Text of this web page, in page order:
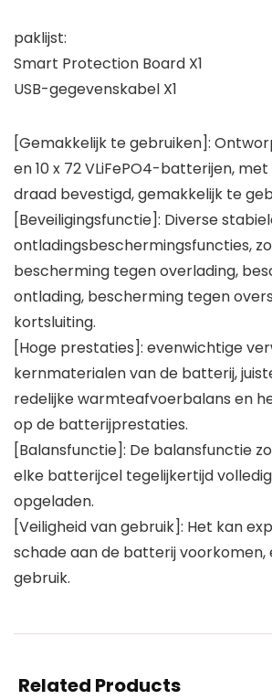
paklijst:
Smart Protection Board X1
USB-gegevenskabel X1
[Gemakkelijk te gebruiken]:
en 10 x 72 VLiFePO4-batterijen,
draad bevestigd, gemakkelijk te
[Beveiligingsfunctie]: Diverse
ontladingsbeschermingsfuncties,
bescherming tegen overlading,
ontlading, bescherming tegen
kortsluiting.
[Hoge prestaties]: evenwichtige
kernmaterialen van de batterij,
redelijke warmteafvoerbalans en
op de batterijprestaties.
[Balansfunctie]: De balansfunctie
elke batterijcel tegelijkertijd
opgeladen.
[Veiligheid van gebruik]: Het kan
schade aan de batterij voorkomen,
gebruik.
Related Products